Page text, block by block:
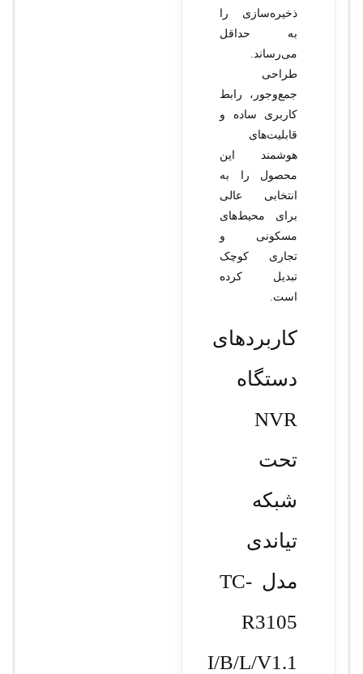
ذخیره‌سازی را
به حداقل
می‌رساند.
طراحی
جمع‌وجور، رابط
کاربری ساده و
قابلیت‌های
هوشمند این
محصول را به
انتخابی عالی
برای محیط‌های
مسکونی و
تجاری کوچک
تبدیل کرده
است.
کاربردهای
دستگاه
NVR
تحت
شبکه
تیاندی
مدل TC-
R3105
I/B/L/V1.1